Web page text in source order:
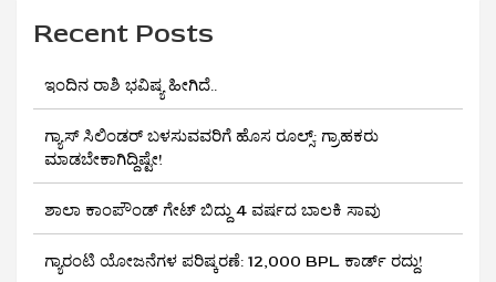
Recent Posts
ಇಂದಿನ ರಾಶಿ ಭವಿಷ್ಯ ಹೀಗಿದೆ..
ಗ್ಯಾಸ್ ಸಿಲಿಂಡರ್ ಬಳಸುವವರಿಗೆ ಹೊಸ ರೂಲ್ಸ್‌: ಗ್ರಾಹಕರು
ಮಾಡಬೇಕಾಗಿದ್ದಿಷ್ಟೇ!
ಶಾಲಾ ಕಾಂಪೌಂಡ್ ಗೇಟ್ ಬಿದ್ದು 4 ವರ್ಷದ ಬಾಲಕಿ ಸಾವು
ಗ್ಯಾರಂಟಿ ಯೋಜನೆಗಳ ಪರಿಷ್ಕರಣೆ: 12,000 BPL ಕಾರ್ಡ್ ರದ್ದು!